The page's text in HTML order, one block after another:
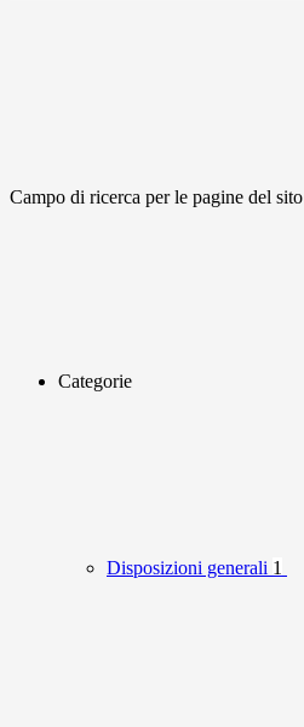
Campo di ricerca per le pagine del sito
Categorie
Disposizioni generali 1